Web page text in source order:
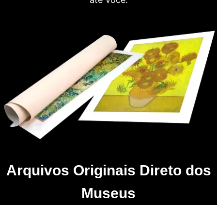
Arquivos Originais Direto dos
Museus